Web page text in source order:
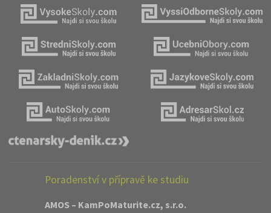
Poradenství v přípravě ke studiu
AMOS – KamPoMaturite.cz, s.r.o.